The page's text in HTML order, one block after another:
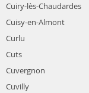
Cuiry-lès-Chaudardes
Cuisy-en-Almont
Curlu
Cuts
Cuvergnon
Cuvilly